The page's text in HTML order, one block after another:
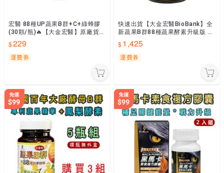
宏醫 88種UP蔬果B群+C+綠蜂膠
(30顆/瓶)🔥【大金宏醫】原廠貨📣
隨貨附發票
229
運費券
快速出貨【大金宏醫BioBank】全
新蔬果B群88種蔬果酵素升級版 15
瓶組 原廠公司貨
1,425
運費券